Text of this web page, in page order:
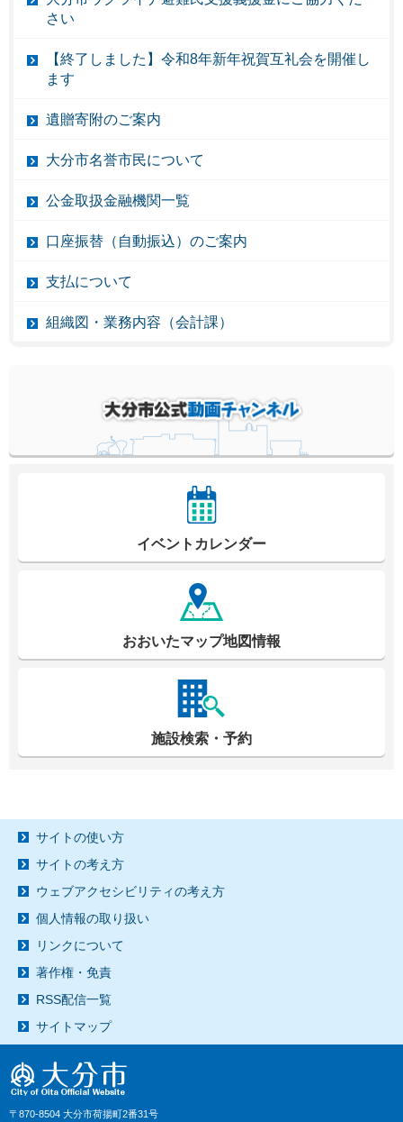
さい
【終了しました】令和8年新年祝賀互礼会を開催し
ます
遺贈寄附のご案内
大分市名誉市民について
公金取扱金融機関一覧
口座振替（自動振込）のご案内
支払について
組織図・業務内容（会計課）
イベントカレンダー
おおいたマップ地図情報
施設検索・予約
サイトの使い方
サイトの考え方
ウェブアクセシビリティの考え方
個人情報の取り扱い
リンクについて
著作権・免責
RSS配信一覧
サイトマップ
〒870-8504 大分市荷揚町2番31号